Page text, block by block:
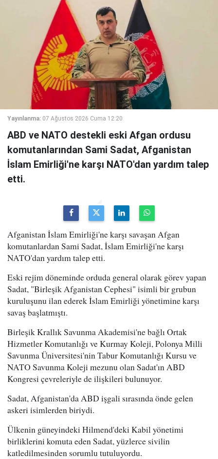
Yayınlanma: 07 Ağustos 2026 Cuma 12:20
ABD ve NATO destekli eski Afgan ordusu
komutanlarından Sami Sadat, Afganistan
İslam Emirliği'ne karşı NATO'dan yardım talep
etti.
Afganistan İslam Emirliği'ne karşı savaşan Afgan
komutanlardan Sami Sadat, İslam Emirliği'ne karşı
NATO'dan yardım talep etti.
Eski rejim döneminde orduda general olarak görev yapan
Sadat, "Birleşik Afganistan Cephesi" isimli bir grubun
kuruluşunu ilan ederek İslam Emirliği yönetimine karşı
savaş başlatmıştı.
Birleşik Krallık Savunma Akademisi'ne bağlı Ortak
Hizmetler Komutanlığı ve Kurmay Koleji, Polonya Milli
Savunma Üniversitesi'nin Tabur Komutanlığı Kursu ve
NATO Savunma Koleji mezunu olan Sadat'ın ABD
Kongresi çevreleriyle de ilişkileri bulunuyor.
Sadat, Afganistan'da ABD işgali sırasında önde gelen
askeri isimlerden biriydi.
Ülkenin güneyindeki Hilmend'deki Kabil yönetimi
birliklerini komuta eden Sadat, yüzlerce sivilin
katledilmesinden sorumlu tutuluyordu.